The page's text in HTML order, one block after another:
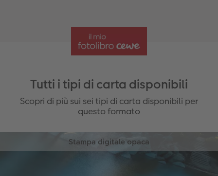
Tutti i tipi di carta disponibili
Scopri di più sui sei tipi di carta disponibili per
questo formato